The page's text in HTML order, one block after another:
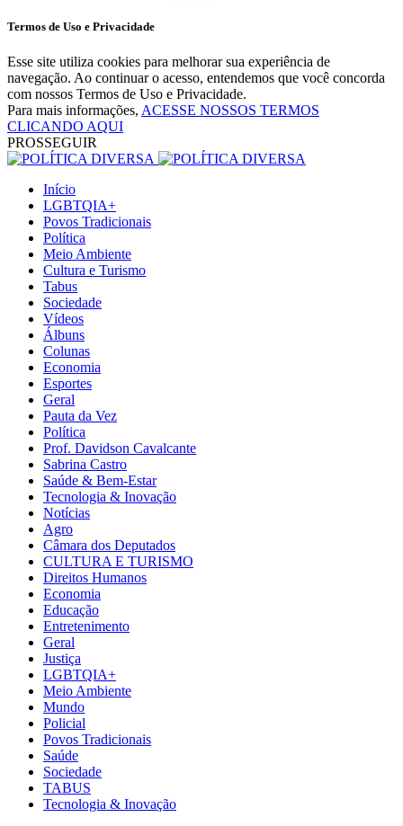
Termos de Uso e Privacidade
Esse site utiliza cookies para melhorar sua experiência de
navegação. Ao continuar o acesso, entendemos que você concorda
com nossos Termos de Uso e Privacidade.
Para mais informações, ACESSE NOSSOS TERMOS
CLICANDO AQUI
PROSSEGUIR
Início
LGBTQIA+
Povos Tradicionais
Política
Meio Ambiente
Cultura e Turismo
Tabus
Sociedade
Vídeos
Álbuns
Colunas
Economia
Esportes
Geral
Pauta da Vez
Política
Prof. Davidson Cavalcante
Sabrina Castro
Saúde & Bem-Estar
Tecnologia & Inovação
Notícias
Agro
Câmara dos Deputados
CULTURA E TURISMO
Direitos Humanos
Economia
Educação
Entretenimento
Geral
Justiça
LGBTQIA+
Meio Ambiente
Mundo
Policial
Povos Tradicionais
Saúde
Sociedade
TABUS
Tecnologia & Inovação